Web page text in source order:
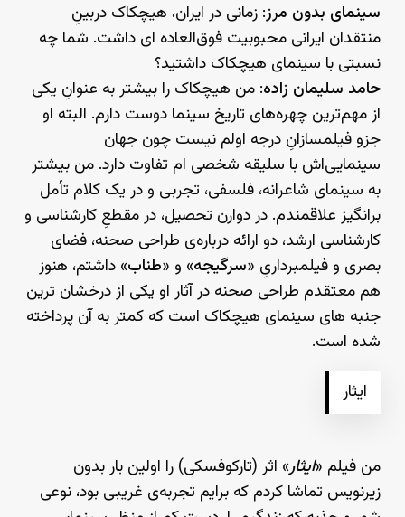
سینمای بدون مرز: زمانی در ایران، هیچکاک دربینِ
منتقدان ایرانی محبوبیت فوق‌العاده ای داشت. شما چه
نسبتی با سینمای هیچکاک داشتید؟
حامد سلیمان زاده: من هیچکاک را بیشتر به عنوانِ یکی
از مهم‌ترین چهره‌های تاریخ سینما دوست دارم. البته او
جزو فیلمسازانِ درجه اولم نیست چون جهان
سینمایی‌اش با سلیقه شخصی ام تفاوت دارد. من بیشتر
به سینمای شاعرانه، فلسفی، تجربی و در یک کلام تأمل
برانگیز علاقمندم. در دوارن تحصیل، در مقطعِ کارشناسی و
کارشناسی ارشد، دو ارائه درباره‌ی طراحی صحنه، فضای
بصری و فیلمبرداریِ «سرگیجه» و «طناب» داشتم، هنوز
هم معتقدم طراحی صحنه در آثار او یکی از درخشان ترین
جنبه های سینمای هیچکاک است که کمتر به آن پرداخته
شده است.
ایثار
من فیلم «ایثار» اثر (تارکوفسکی) را اولین بار بدون
زیرنویس تماشا کردم که برایم تجربه‌ی غریبی بود، نوعی